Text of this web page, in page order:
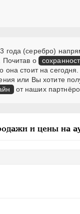
(серебро)
Почитав о
она стоит на
или Вы хотите
от наших
и цены на